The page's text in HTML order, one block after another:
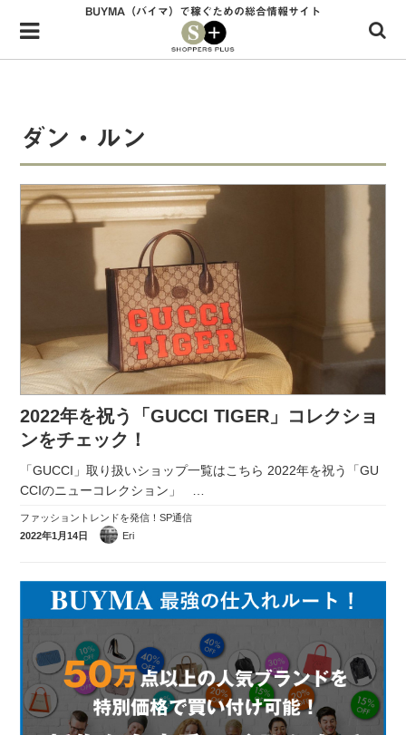
Menu
HOME
34歳独身OLバイマ実践記
ファッショントレンドを発信！SP通信
BUYMAで人気のブランド
BUYMAの売れ筋商品
実録！海外ショップで買ってみた！
パーソナルショッパー指南書
BUYMA（バイマ）で稼ぐための総合情報サイト
ダン・ルン
2022年を祝う「GUCCI TIGER」コレクショ
ンをチェック！
「GUCCI」取り扱いショップ一覧はこちら 2022年を祝う「GU
CCIのニューコレクション」 …
ファッショントレンドを発信！SP通信
2022年1月14日
Eri